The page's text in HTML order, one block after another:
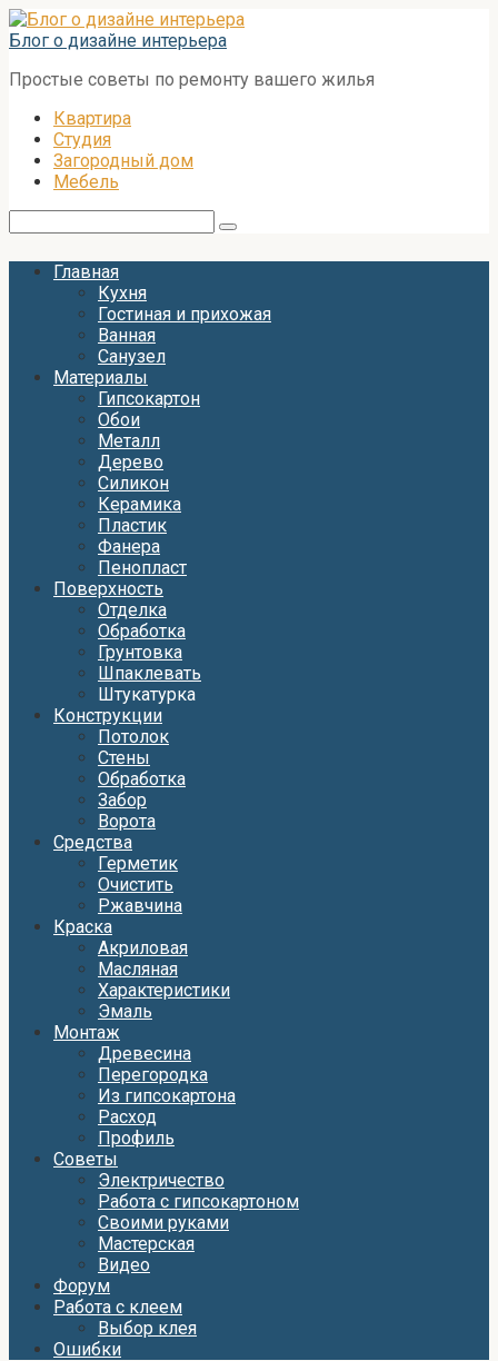
Перейти
к
Блог о дизайне интерьера
Простые советы по ремонту вашего жилья
Квартира
Студия
Загородный дом
Мебель
Главная
Кухня
Гостиная и прихожая
Ванная
Санузел
Материалы
Гипсокартон
Обои
Металл
Дерево
Силикон
Керамика
Пластик
Фанера
Пенопласт
Поверхность
Отделка
Обработка
Грунтовка
Шпаклевать
Штукатурка
Конструкции
Потолок
Стены
Обработка
Забор
Ворота
Средства
Герметик
Очистить
Ржавчина
Краска
Акриловая
Масляная
Характеристики
Эмаль
Монтаж
Древесина
Перегородка
Из гипсокартона
Расход
Профиль
Советы
Электричество
Работа с гипсокартоном
Своими руками
Мастерская
Видео
Форум
Работа с клеем
Выбор клея
Ошибки